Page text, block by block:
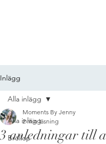
Inlägg
Alla inlägg
Bröllop
Alla inlägg
3 anledningar till
Moments By Jenny
2 min läsning